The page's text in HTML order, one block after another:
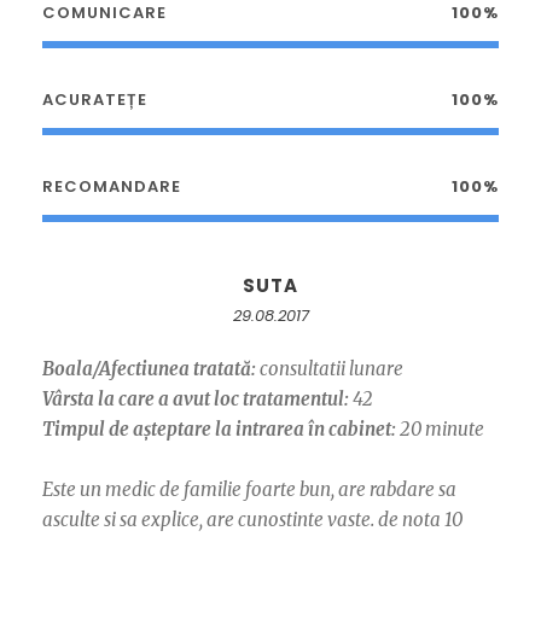
COMUNICARE 100%
ACURATEȚE 100%
RECOMANDARE 100%
SUTA
29.08.2017
Boala/Afectiunea tratată: consultatii lunare
Vârsta la care a avut loc tratamentul: 42
Timpul de așteptare la intrarea în cabinet: 20 minute
Este un medic de familie foarte bun, are rabdare sa
asculte si sa explice, are cunostinte vaste. de nota 10